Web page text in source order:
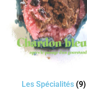
Les Spécialités (9)